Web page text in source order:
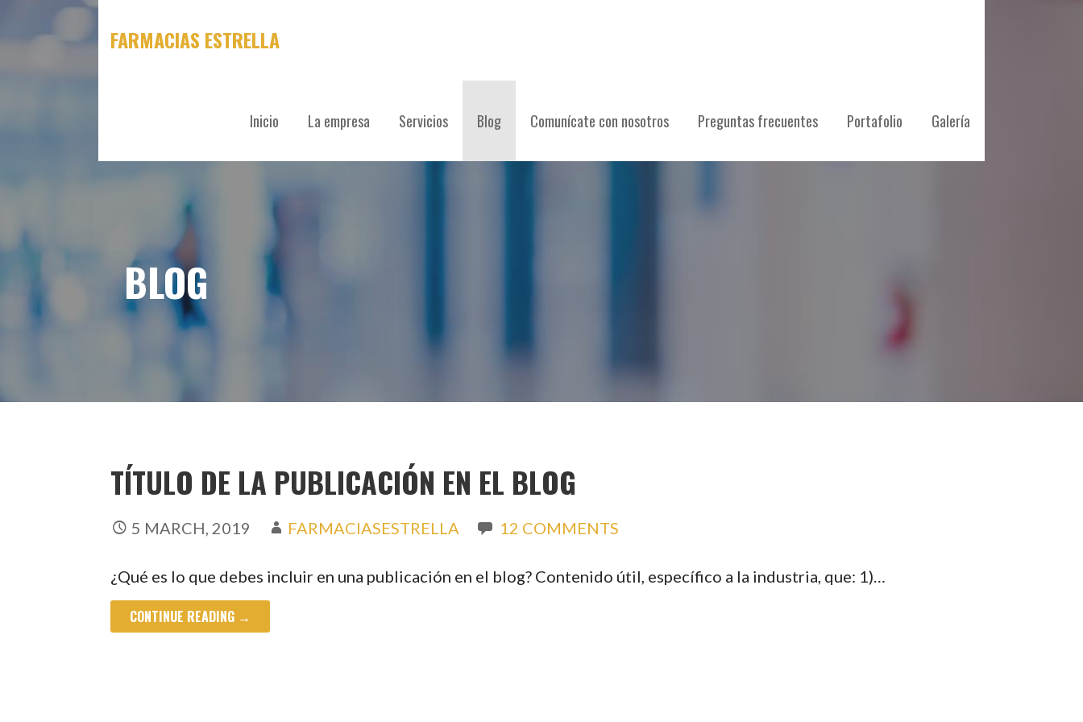
FARMACIAS ESTRELLA
Inicio La empresa Servicios Blog Comunícate con nosotros Preguntas frecuentes Portafolio Galería
BLOG
TÍTULO DE LA PUBLICACIÓN EN EL BLOG
5 MARCH, 2019 FARMACIASESTRELLA 12 COMMENTS
¿Qué es lo que debes incluir en una publicación en el blog? Contenido útil, específico a la industria, que: 1)…
CONTINUE READING →